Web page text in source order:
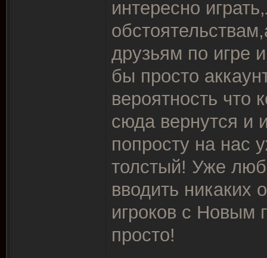
интересно
друзьям по игре
бы просто
вероятность что
сюда вернутся и
попросту на нас
толстый! Уже
вводить никаких
игроков с Новым
просто!